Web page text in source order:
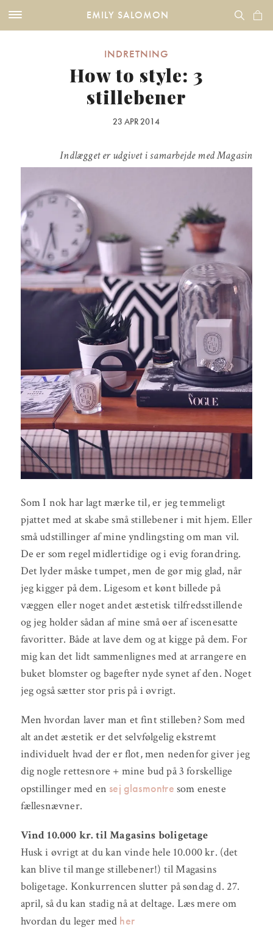
EMILY SALOMON
INDRETNING
How to style: 3
stillebener
23 APR 2014
Indlægget er udgivet i samarbejde med Magasin
Som I nok har lagt mærke til, er jeg temmeligt
pjattet med at skabe små stillebener i mit hjem. Eller
små udstillinger af mine yndlingsting om man vil.
De er som regel midlertidige og i evig forandring.
Det lyder måske tumpet, men de gør mig glad, når
jeg kigger på dem. Ligesom et kønt billede på
væggen eller noget andet æstetisk tilfredsstillende
og jeg holder sådan af mine små øer af iscenesatte
favoritter. Både at lave dem og at kigge på dem. For
mig kan det lidt sammenlignes med at arrangere en
buket blomster og bagefter nyde synet af den. Noget
jeg også sætter stor pris på i øvrigt.
Men hvordan laver man et fint stilleben? Som med
alt andet æstetik er det selvfølgelig ekstremt
individuelt hvad der er flot, men nedenfor giver jeg
dig nogle rettesnore + mine bud på 3 forskellige
opstillinger med en sej glasmontre som eneste
fællesnævner.
Vind 10.000 kr. til Magasins boligetage
Husk i øvrigt at du kan vinde hele 10.000 kr. (det
kan blive til mange stillebener!) til Magasins
boligetage. Konkurrencen slutter på søndag d. 27.
april, så du kan stadig nå at deltage. Læs mere om
hvordan du leger med her